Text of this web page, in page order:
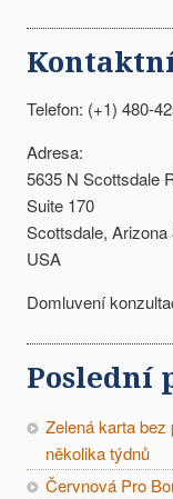
Telefon: (+1) 480-
Adresa:
5635 N Scottsdale
Suite 170
Scottsdale, Arizona
USA
Domluvení
Poslední
Zelená karta
několika týdnů
Červnová Pro